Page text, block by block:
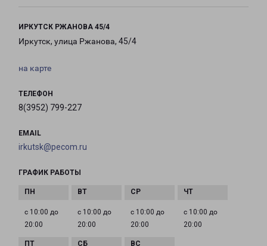
ИРКУТСК РЖАНОВА 45/4
Иркутск, улица Ржанова, 45/4
на карте
ТЕЛЕФОН
8(3952) 799-227
EMAIL
irkutsk@pecom.ru
ГРАФИК РАБОТЫ
с 10:00 до
20:00
с 10:00 до
20:00
с 10:00 до
20:00
с 10:00 до
20:00